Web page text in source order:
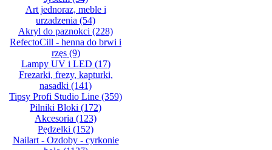
Art jednoraz, meble i
urzadzenia (54)
Akryl do paznokci (228)
RefectoCill - henna do brwi i
rzęs(9)
Lampy UV i LED (17)
Frezarki, frezy, kapturki,
nasadki (141)
Tipsy Profi Studio Line (359)
Pilniki Bloki (172)
Akcesoria (123)
Pędzelki (152)
Nailart - Ozdoby - cyrkonie